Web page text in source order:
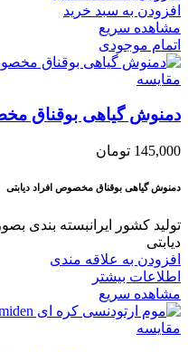
افزودن به سبد خرید
مشاهده سریع
اتمام موجودی
مقایسه
دمنوش گیاهی بوقناق
145,000 تومان
دمنوش گیاهی بوقناق مخصوص افراد دیابتی
تولید کشور ایرانبسته بندی
دیابتی
افزودن به علاقه مندی
اطلاعات بیشتر
مشاهده سریع
مقایسه